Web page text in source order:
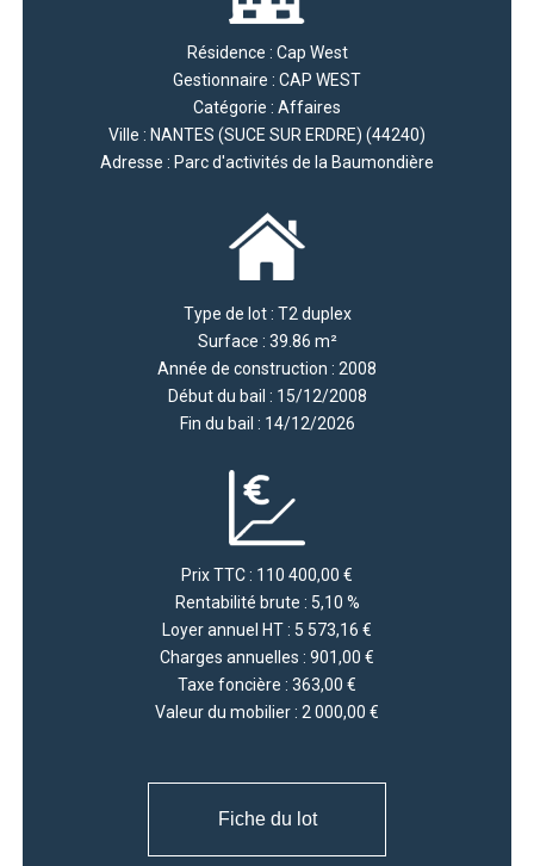
Résidence : Cap West
Gestionnaire : CAP WEST
Catégorie : Affaires
Ville : NANTES (SUCE SUR ERDRE) (44240)
Adresse : Parc d'activités de la Baumondière
Type de lot : T2 duplex
Surface : 39.86 m²
Année de construction : 2008
Début du bail : 15/12/2008
Fin du bail : 14/12/2026
Prix TTC : 110 400,00 €
Rentabilité brute : 5,10 %
Loyer annuel HT : 5 573,16 €
Charges annuelles : 901,00 €
Taxe foncière : 363,00 €
Valeur du mobilier : 2 000,00 €